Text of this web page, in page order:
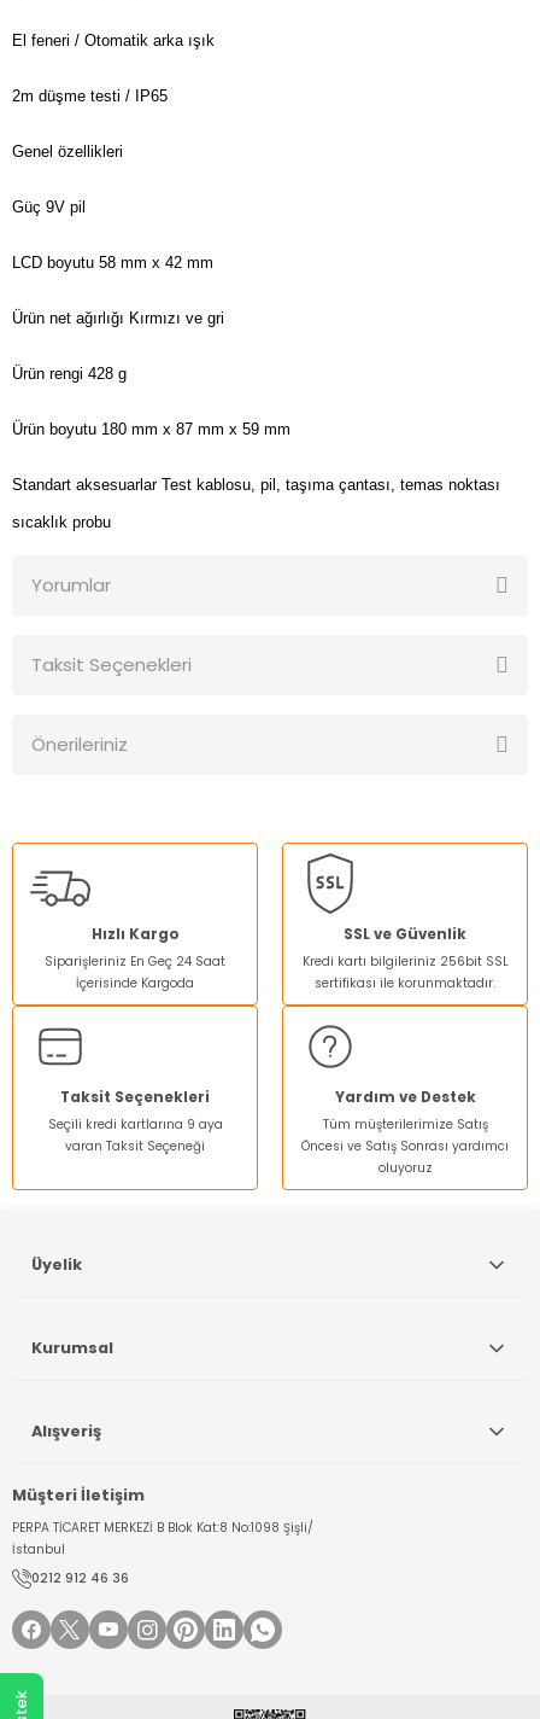
El feneri / Otomatik arka ışık
2m düşme testi / IP65
Genel özellikleri
Güç 9V pil
LCD boyutu 58 mm x 42 mm
Ürün net ağırlığı Kırmızı ve gri
Ürün rengi 428 g
Ürün boyutu 180 mm x 87 mm x 59 mm
Standart aksesuarlar Test kablosu, pil, taşıma çantası, temas noktası
sıcaklık probu
Yorumlar
Taksit Seçenekleri
Önerileriniz
kullanarak tarafımıza iletebilirsiniz.
Görüş ve önerileriniz için teşekkür ederiz.
Ürün resmi kalitesiz, bozuk veya görüntülenemiyor.
Ürün açıklamasında eksik bilgiler bulunuyor.
Ürün bilgilerinde hatalar bulunuyor.
Ürün fiyatı diğer sitelerden daha pahalı.
Bu ürüne benzer farklı alternatifler olmalı.
Hızlı Kargo
Siparişleriniz En Geç 24 Saat
İçerisinde Kargoda
SSL ve Güvenlik
Kredi kartı bilgileriniz 256bit SSL
sertifikası ile korunmaktadır.
Taksit Seçenekleri
Seçili kredi kartlarına 9 aya
varan Taksit Seçeneği
Yardım ve Destek
Tüm müşterilerimize Satış
Öncesi ve Satış Sonrası yardımcı
oluyoruz
Müşteri İletişim
PERPA TİCARET MERKEZİ B Blok Kat:8 No:1098 Şişli/
İstanbul
0212 912 46 36
Üyelik
Kurumsal
Alışveriş